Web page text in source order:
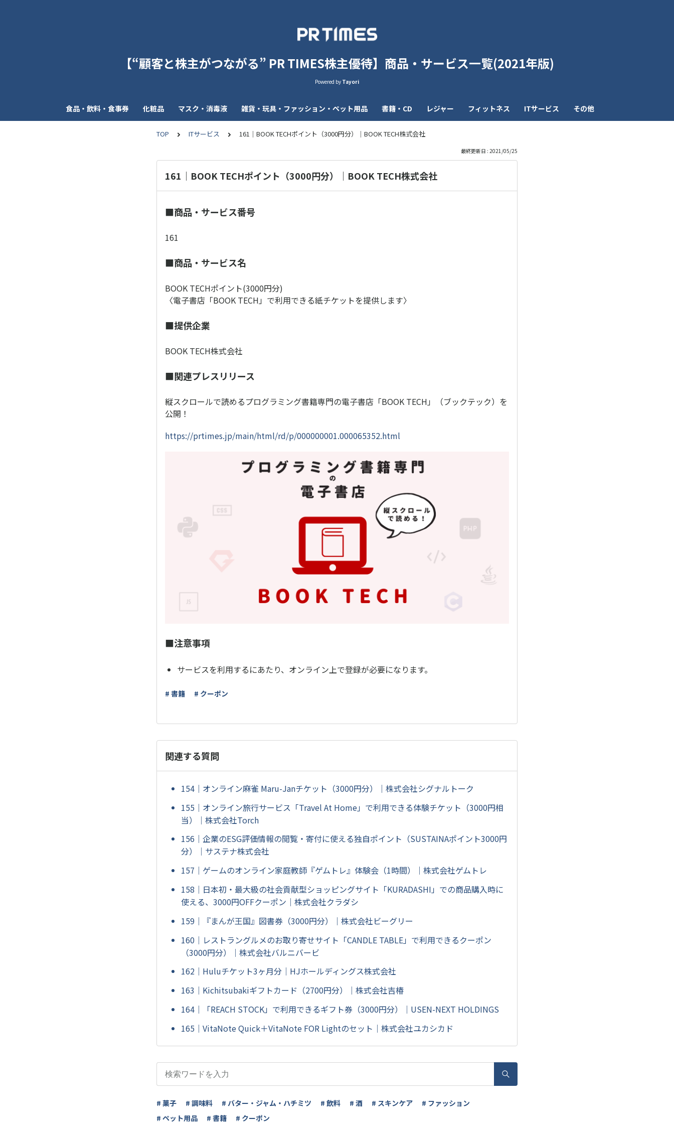
【“顧客と株主がつながる” PR TIMES株主優待】商品・サービス一覧(2021年版)
Powered by Tayori
食品・飲料・食事券 化粧品 マスク・消毒液 雑貨・玩具・ファッション・ペット用品 書籍・CD レジャー フィットネス ITサービス その他
る
TOP ITサービス 161｜BOOK TECHポイント（3000円分）｜BOOK TECH株式会社
最終更新日 : 2021/05/25
161｜BOOK TECHポイント（3000円分）｜BOOK TECH株式会社
■商品・サービス番号
161
■商品・サービス名
BOOK TECHポイント(3000円分)
〈電子書店「BOOK TECH」で利用できる紙チケットを提供します〉
■提供企業
BOOK TECH株式会社
■関連プレスリリース
縦スクロールで読めるプログラミング書籍専門の電子書店「BOOK TECH」（ブックテック）を
公開！
https://prtimes.jp/main/html/rd/p/000000001.000065352.html
■注意事項
サービスを利用するにあたり、オンライン上で登録が必要になります。
# 書籍 # クーポン
関連する質問
154｜オンライン麻雀 Maru-Janチケット（3000円分）｜株式会社シグナルトーク
155｜オンライン旅行サービス「Travel At Home」で利用できる体験チケット（3000円相
当）｜株式会社Torch
156｜企業のESG評価情報の閲覧・寄付に使える独自ポイント（SUSTAINAポイント3000円
分）｜サステナ株式会社
157｜ゲームのオンライン家庭教師『ゲムトレ』体験会（1時間）｜株式会社ゲムトレ
158｜日本初・最大級の社会貢献型ショッピングサイト「KURADASHI」での商品購入時に
使える、3000円OFFクーポン｜株式会社クラダシ
159｜『まんが王国』図書券（3000円分）｜株式会社ビーグリー
160｜レストラングルメのお取り寄せサイト「CANDLE TABLE」で利用できるクーポン
（3000円分）｜株式会社バルニバービ
162｜Huluチケット3ヶ月分｜HJホールディングス株式会社
163｜Kichitsubakiギフトカード（2700円分）｜株式会社吉椿
164｜「REACH STOCK」で利用できるギフト券（3000円分）｜USEN-NEXT HOLDINGS
165｜VitaNote Quick＋VitaNote FOR Lightのセット｜株式会社ユカシカド
# 菓子 # 調味料 # バター・ジャム・ハチミツ # 飲料 # 酒 # スキンケア
# ファッション
# ペット用品
# 書籍 # クーポン